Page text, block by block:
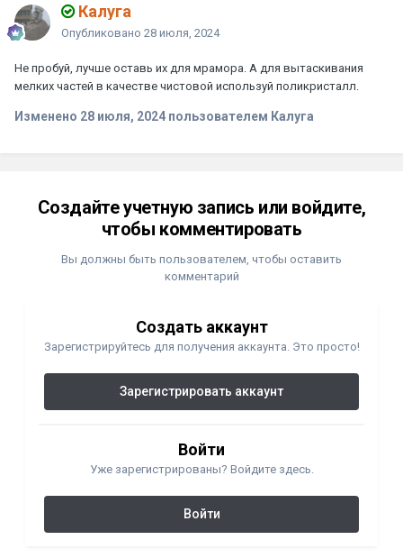
Калуга
Опубликовано 28 июля, 2024
Не пробуй, лучше оставь их для мрамора. А для вытаскивания
мелких частей в качестве чистовой используй поликристалл.
Изменено 28 июля, 2024 пользователем Калуга
Создайте учетную запись или войдите,
чтобы комментировать
Вы должны быть пользователем, чтобы оставить
комментарий
Создать аккаунт
Зарегистрируйтесь для получения аккаунта. Это просто!
Зарегистрировать аккаунт
Войти
Уже зарегистрированы? Войдите здесь.
Войти